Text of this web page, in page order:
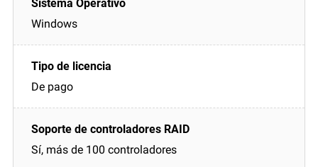
Windows
De pago
Sí, más de 100 controladores